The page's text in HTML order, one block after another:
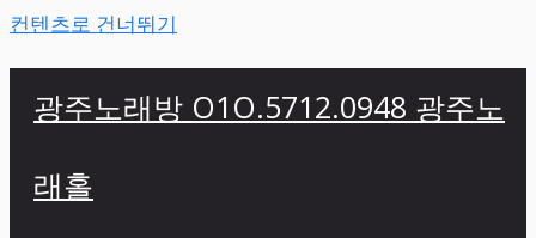
컨텐츠로 건너뛰기
광주노래방 O1O.5712.0948 광주노
래홀